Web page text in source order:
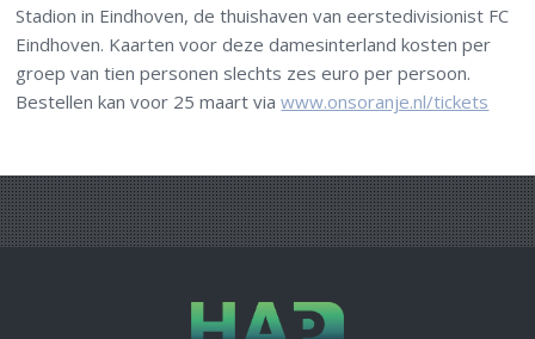
Stadion in Eindhoven, de thuishaven van eerstedivisionist FC
Eindhoven. Kaarten voor deze damesinterland kosten per
groep van tien personen slechts zes euro per persoon.
Bestellen kan voor 25 maart viawww.onsoranje.nl/tickets